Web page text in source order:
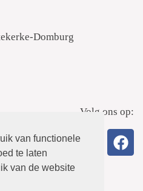
van functionele
te laten
van de website
Domburg
Volg ons op: